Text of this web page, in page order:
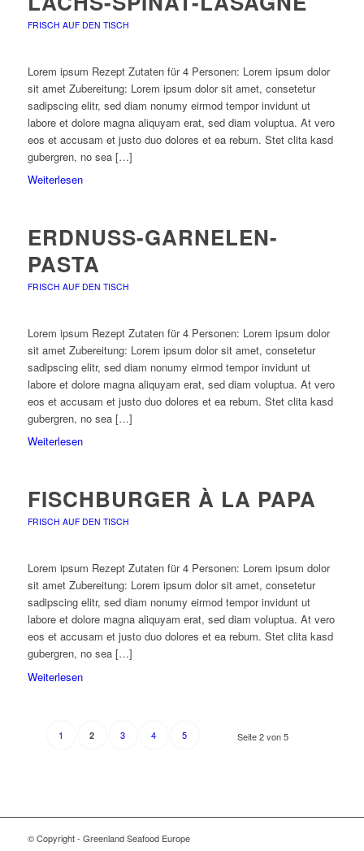
FRISCH AUF DEN TISCH
Lorem ipsum Rezept Zutaten für 4 Personen: Lorem ipsum dolor
sit amet Zubereitung: Lorem ipsum dolor sit amet, consetetur
sadipscing elitr, sed diam nonumy eirmod tempor invidunt ut
labore et dolore magna aliquyam erat, sed diam voluptua. At vero
eos et accusam et justo duo dolores et ea rebum. Stet clita kasd
gubergren, no sea […]
Weiterlesen
ERDNUSS-GARNELEN-
PASTA
FRISCH AUF DEN TISCH
Lorem ipsum Rezept Zutaten für 4 Personen: Lorem ipsum dolor
sit amet Zubereitung: Lorem ipsum dolor sit amet, consetetur
sadipscing elitr, sed diam nonumy eirmod tempor invidunt ut
labore et dolore magna aliquyam erat, sed diam voluptua. At vero
eos et accusam et justo duo dolores et ea rebum. Stet clita kasd
gubergren, no sea […]
Weiterlesen
FISCHBURGER À LA PAPA
FRISCH AUF DEN TISCH
Lorem ipsum Rezept Zutaten für 4 Personen: Lorem ipsum dolor
sit amet Zubereitung: Lorem ipsum dolor sit amet, consetetur
sadipscing elitr, sed diam nonumy eirmod tempor invidunt ut
labore et dolore magna aliquyam erat, sed diam voluptua. At vero
eos et accusam et justo duo dolores et ea rebum. Stet clita kasd
gubergren, no sea […]
Weiterlesen
Seite 2 von 5
1 2 3 4 5
© Copyright - Greenland Seafood Europe